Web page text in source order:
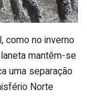
como no inverno
mantêm-se
uma separação
Norte